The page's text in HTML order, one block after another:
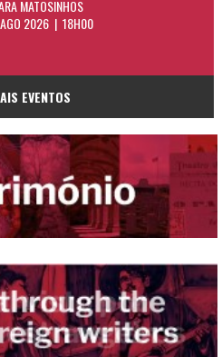
MATOSINHOS
2026 | 18H00
EVENTOS